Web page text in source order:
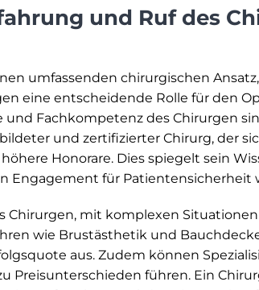
und Ruf des
umfassenden chirurgischen
eine entscheidende Rolle für den
und Fachkompetenz des Chirurgen
und zertifizierter Chirurg, der
Honorare. Dies spiegelt sein
Engagement für Patientensicherheit
Chirurgen, mit komplexen
wie Brustästhetik und
aus. Zudem können
Preisunterschieden führen. Ein